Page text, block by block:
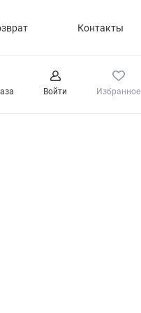
Контакты
Войти Избранное